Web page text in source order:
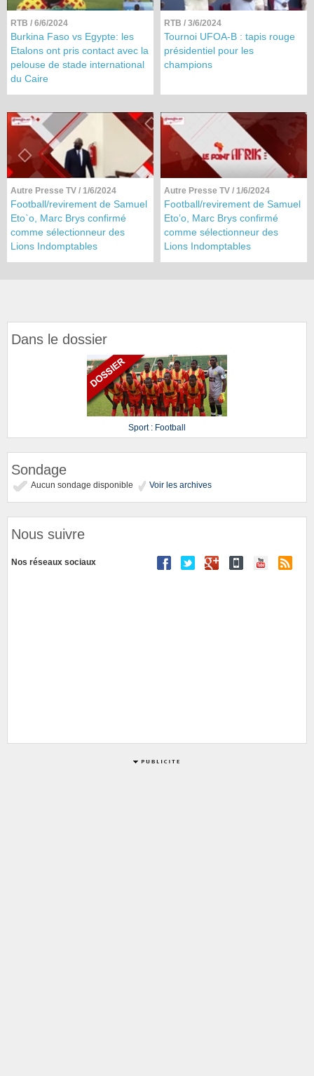
RTB / 6/6/2024
Burkina Faso vs Egypte: les
Etalons ont pris contact avec la
pelouse de stade international
du Caire
RTB / 3/6/2024
Tournoi UFOA-B : tapis rouge
présidentiel pour les
champions
Autre Presse TV / 1/6/2024
Football/revirement de Samuel
Eto`o, Marc Brys confirmé
comme sélectionneur des
Lions Indomptables
Autre Presse TV / 1/6/2024
Football/revirement de Samuel
Eto’o, Marc Brys confirmé
comme sélectionneur des
Lions Indomptables
Dans le dossier
Sport : Football
Sondage
Aucun sondage disponible Voir les archives
Nous suivre
Nos réseaux sociaux